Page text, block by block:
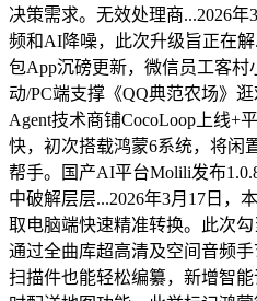
决策需求。无效处理商...2026
频和AI降噪，此次升级旨正在解
包App沉磅更新，微信员工客村
动/PC端支撑《QQ典范农场》
Agent技术商铺CocoLoop上线+
快，初次搭载鸿蒙6系统，将闲
帮手。国产AI平台Molili发布
中破解层层...2026年3月17日，
取电脑端快速精准转换。此次勾
通过全曲库超高清及空间音频手
扫描件也能轻松编纂，新增智